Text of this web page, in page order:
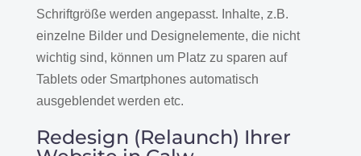
Schriftgröße werden angepasst. Inhalte, z.B.
einzelne Bilder und Designelemente, die nicht
wichtig sind, können um Platz zu sparen auf
Tablets oder Smartphones automatisch
ausgeblendet werden etc.
Redesign (Relaunch) Ihrer